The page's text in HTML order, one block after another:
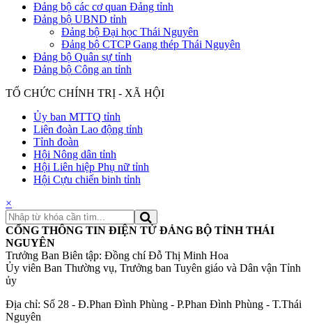
Đảng bộ các cơ quan Đảng tỉnh
Đảng bộ UBND tỉnh
Đảng bộ Đại học Thái Nguyên
Đảng bộ CTCP Gang thép Thái Nguyên
Đảng bộ Quân sự tỉnh
Đảng bộ Công an tỉnh
TỔ CHỨC CHÍNH TRỊ - XÃ HỘI
Ủy ban MTTQ tỉnh
Liên đoàn Lao động tỉnh
Tỉnh đoàn
Hội Nông dân tỉnh
Hội Liên hiệp Phụ nữ tỉnh
Hội Cựu chiến binh tỉnh
×
CỔNG THÔNG TIN ĐIỆN TỬ ĐẢNG BỘ TỈNH THÁI
NGUYÊN
Trưởng Ban Biên tập: Đồng chí Đỗ Thị Minh Hoa
Ủy viên Ban Thường vụ, Trưởng ban Tuyên giáo và Dân vận Tỉnh
ủy
Địa chỉ: Số 28 - Đ.Phan Đình Phùng - P.Phan Đình Phùng - T.Thái
Nguyên